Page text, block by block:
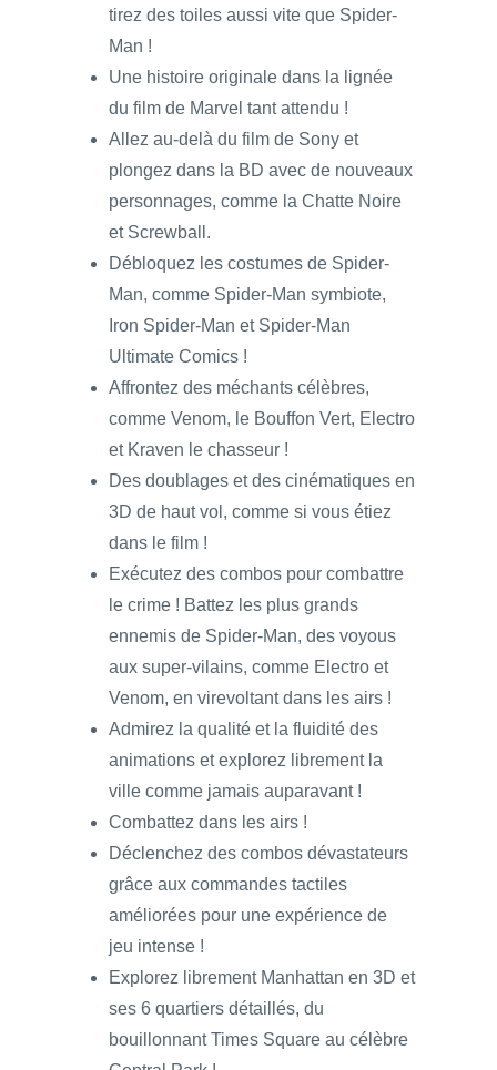
tirez des toiles aussi vite que Spider-
Man !
Une histoire originale dans la lignée
du film de Marvel tant attendu !
Allez au-delà du film de Sony et
plongez dans la BD avec de nouveaux
personnages, comme la Chatte Noire
et Screwball.
Débloquez les costumes de Spider-
Man, comme Spider-Man symbiote,
Iron Spider-Man et Spider-Man
Ultimate Comics !
Affrontez des méchants célèbres,
comme Venom, le Bouffon Vert, Electro
et Kraven le chasseur !
Des doublages et des cinématiques en
3D de haut vol, comme si vous étiez
dans le film !
Exécutez des combos pour combattre
le crime ! Battez les plus grands
ennemis de Spider-Man, des voyous
aux super-vilains, comme Electro et
Venom, en virevoltant dans les airs !
Admirez la qualité et la fluidité des
animations et explorez librement la
ville comme jamais auparavant !
Combattez dans les airs !
Déclenchez des combos dévastateurs
grâce aux commandes tactiles
améliorées pour une expérience de
jeu intense !
Explorez librement Manhattan en 3D et
ses 6 quartiers détaillés, du
bouillonnant Times Square au célèbre